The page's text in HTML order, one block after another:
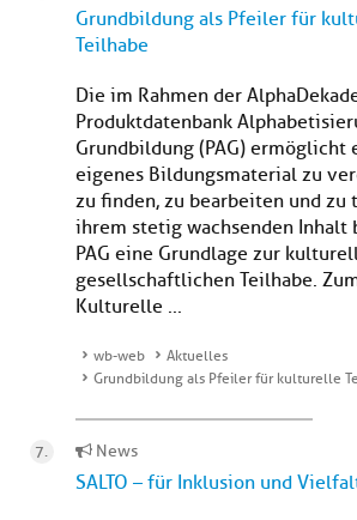
Grundbildung als Pfeiler für
Teilhabe
Die im Rahmen der
Produktdatenbank
Grundbildung (PAG) ermöglicht
eigenes Bildungsmaterial zu
zu finden, zu bearbeiten und zu
ihrem stetig wachsenden Inhalt
PAG eine Grundlage zur
gesellschaftlichen Teilhabe.
Kulturelle ...
wb-web
Aktuelles
Grundbildung als Pfeiler für kulturelle
News
SALTO – für Inklusion und